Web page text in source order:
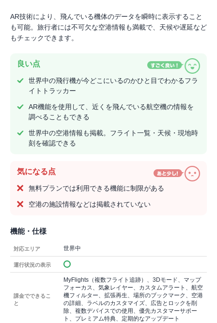
AR技術により、飛んでいる機体のデータを瞬時に表示すること
も可能。旅行者には不可欠な空港情報も満載で、天候や遅延など
もチェックできます。
良い点
世界中の飛行機が今どこにいるのかひと目でわかるフラ
イトトラッカー
AR機能を使用して、近くを飛んでいる航空機の情報を
調べることもできる
世界中の空港情報も掲載。フライト一覧・天候・現地時
刻を確認できる
気になる点
無料プランでは利用できる機能に制限がある
空港の施設情報などは掲載されていない
機能・仕様
対応エリア 世界中
運行状況の表示
課金でできるこ
と
MyFlights（複数フライト追跡）、3Dモード、マップ
フォーカス、気象レイヤー、カスタムアラート、航空
機フィルター、拡張再生、場所のブックマーク、空港
の詳細、ラベルのカスタマイズ、広告とロックを削
除、複数デバイスでの使用、優先カスタマーサポー
ト、プレミアム特典、定期的なアップデート